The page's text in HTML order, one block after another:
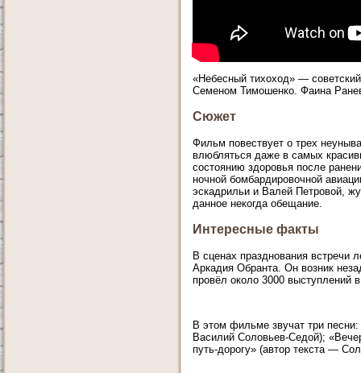
«Небесный тихоход» —
Семеном Тимошенко. Фаина
Сюжет
Фильм повествует о трех
влюбляться даже в самых
состоянию здоровья после
ночной бомбардировочной
эскадрильи и Валей Петровой,
данное некогда обещание.
Интересные факты
В сценах празднования встречи
Аркадия Обранта. Он возник
провёл около 3000 выступлений
В этом фильме звучат три
Василий Соловьев-Седой);
путь-дорогу» (автор текста —